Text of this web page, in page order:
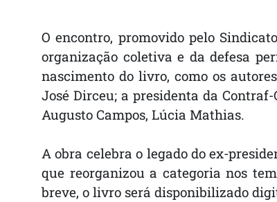
O encontro, promovido pelo
organização coletiva e da defesa
nascimento do livro, como os
José Dirceu; a presidenta da
Augusto Campos, Lúcia Mathias.
A obra celebra o legado do ex-
que reorganizou a categoria nos
breve, o livro será disponibilizado